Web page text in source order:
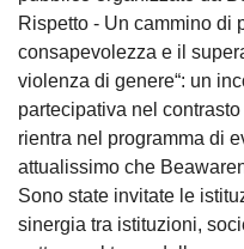
Rispetto - Un cammino di
consapevolezza e il
violenza di genere“: un
partecipativa nel
rientra nel programma di
attualissimo che
Sono state invitate le
sinergia tra istituzioni,